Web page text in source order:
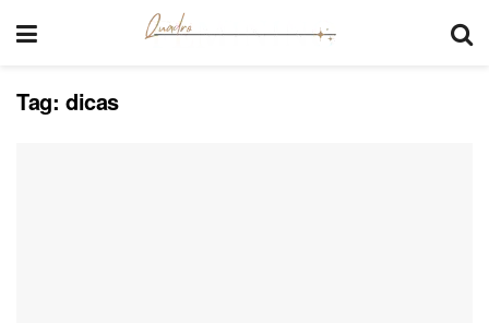
Tag: dicas